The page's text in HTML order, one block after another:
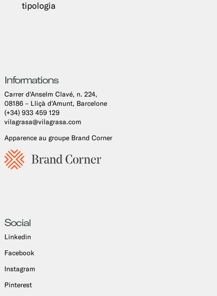
tipologia
Informations
Carrer d'Anselm Clavé, n. 224,
08186 – Lliçà d'Amunt, Barcelone
(+34) 933 459 129
vilagrasa@vilagrasa.com
Apparence au groupe Brand Corner
Social
Linkedin
Facebook
Instagram
Pinterest